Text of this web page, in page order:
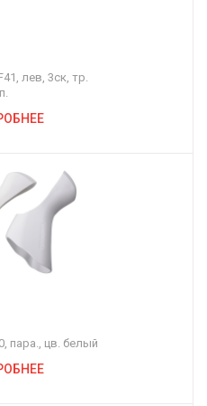
лев, 3ск, тр.
пара., цв. белый